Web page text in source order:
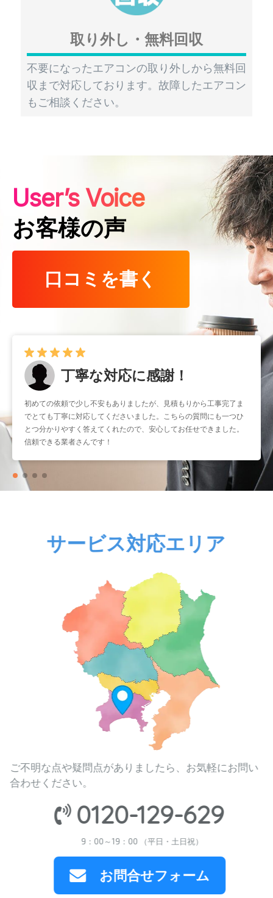
取り外し・無料回収
不要になったエアコンの取り外しから無料回
収まで対応しております。故障したエアコン
もご相談ください。
User’s Voice
お客様の声
口コミを書く
丁寧な対応に感謝！
初めての依頼で少し不安もありましたが、見積もりから工事完了ま
でとても丁寧に対応してくださいました。こちらの質問にも一つひ
とつ分かりやすく答えてくれたので、安心してお任せできました。
信頼できる業者さんです！
早くて確実！
暑くなる前に取り付けをお願いしたかったのですが、予約もスムー
ズで助かりました。工事もスピーディーなのに作業はとても丁寧
で、仕上がりも大満足です。こういう業者さんにまたお願いしたい
と思いました。
サービス対応エリア
ご不明な点や疑問点がありましたら、お気軽にお問い
合わせください。
0120-129-629
9：00～19：00 （平日・土日祝）
お問合せフォーム